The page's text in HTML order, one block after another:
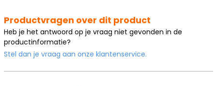
Productvragen over dit product
Heb je het antwoord op je vraag niet gevonden in de
productinformatie?
Stel dan je vraag aan onze klantenservice.